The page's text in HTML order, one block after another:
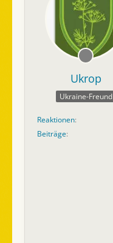
Ukrop
Ukraine-Freund
Reaktionen
Beiträge